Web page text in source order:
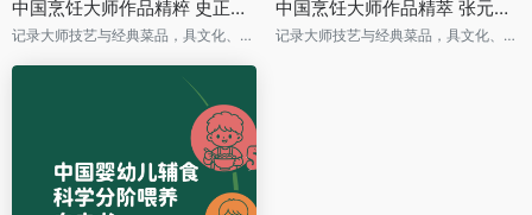
中国烹饪大师作品精粹 史正良专辑 PDF
记录大师技艺与经典菜品，具文化、实用及收藏价值
中国烹饪大师作品精萃 张元松专辑 下载
记录大师技艺与经典菜品，具文化、实用及收藏价值